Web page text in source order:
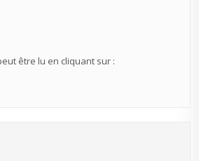
être lu en cliquant sur :